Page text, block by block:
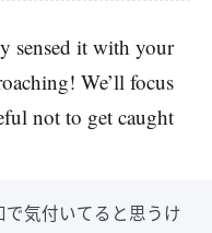
sensed it with your
We’ll focus
not to get caught
気付いてると思うけ